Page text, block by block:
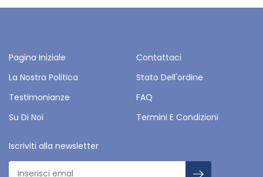
Pagina Iniziale
Contattaci
La Nostra Politica
Stato Dell'ordine
Testimonianze
FAQ
Su Di Noi
Termini E Condizioni
Iscriviti alla newsletter